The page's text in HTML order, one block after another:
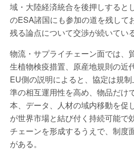
域・大陸経済統合を後押しすると
のESA諸国にも参加の道を残して
残る論点について交渉が続いている
物流・サプライチェーン面では、
生植物検疫措置、原産地規則の近
EU側の説明によると、協定は規
準の相互運用性を高め、物品だけ
本、データ、人材の域内移動を促
が世界市場と結び付く持続可能で
チェーンを形成するうえで、制度
がある。